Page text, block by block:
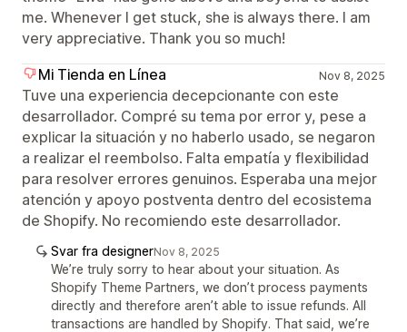
me. Whenever I get stuck, she is always there. I am
very appreciative. Thank you so much!
Mi Tienda en Línea
Nov 8, 2025
Tuve una experiencia decepcionante con este
desarrollador. Compré su tema por error y, pese a
explicar la situación y no haberlo usado, se negaron
a realizar el reembolso. Falta empatía y flexibilidad
para resolver errores genuinos. Esperaba una mejor
atención y apoyo postventa dentro del ecosistema
de Shopify. No recomiendo este desarrollador.
Svar fra designerNov 8, 2025
We’re truly sorry to hear about your situation. As
Shopify Theme Partners, we don’t process payments
directly and therefore aren’t able to issue refunds. All
transactions are handled by Shopify. That said, we’re